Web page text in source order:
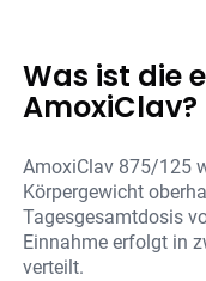
Was ist die
AmoxiClav?
AmoxiClav 875/125
Körpergewicht
Tagesgesamtdosis
Einnahme erfolgt in
verteilt.